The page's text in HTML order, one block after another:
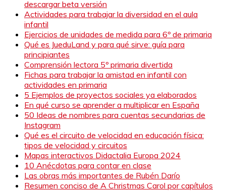
descargar beta versión
Actividades para trabajar la diversidad en el aula
infantil
Ejercicios de unidades de medida para 6º de primaria
Qué es JueduLand y para qué sirve: guía para
principiantes
Comprensión lectora 5º primaria divertida
Fichas para trabajar la amistad en infantil con
actividades en primaria
5 Ejemplos de proyectos sociales ya elaborados
En qué curso se aprender a multiplicar en España
50 Ideas de nombres para cuentas secundarias de
Instagram
Qué es el circuito de velocidad en educación física:
tipos de velocidad y circuitos
Mapas interactivos Didactalia Europa 2024
10 Anécdotas para contar en clase
Las obras más importantes de Rubén Darío
Resumen conciso de A Christmas Carol por capítulos